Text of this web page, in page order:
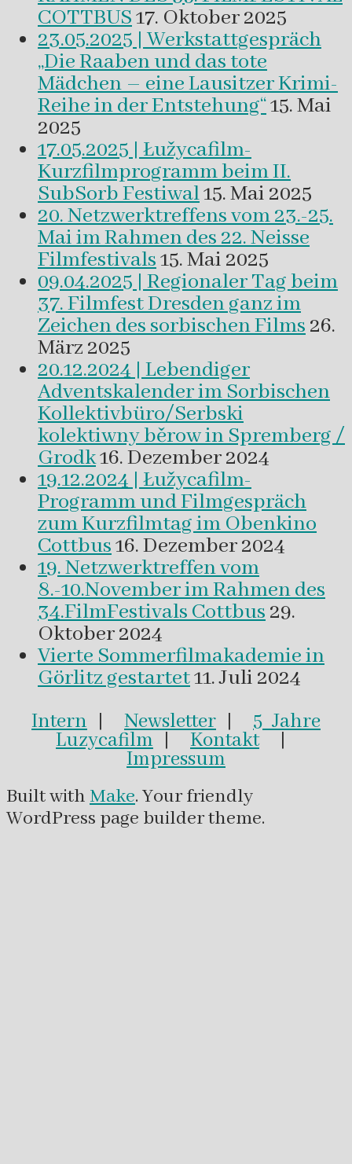
COTTBUS17. Oktober 2025
23.05.2025 | Werkstattgespräch
„Die Raaben und das tote
Mädchen – eine Lausitzer Krimi-
Reihe in der Entstehung“15. Mai
2025
17.05.2025 | Łužycafilm-
Kurzfilmprogramm beim II.
SubSorb Festiwal15. Mai 2025
20. Netzwerktreffens vom 23.-25.
Mai im Rahmen des 22. Neisse
Filmfestivals15. Mai 2025
09.04.2025 | Regionaler Tag beim
37. Filmfest Dresden ganz im
Zeichen des sorbischen Films26.
März 2025
20.12.2024 | Lebendiger
Adventskalender im Sorbischen
Kollektivbüro/Serbski
kolektiwny běrow in Spremberg /
Grodk16. Dezember 2024
19.12.2024 | Łužycafilm-
Programm und Filmgespräch
zum Kurzfilmtag im Obenkino
Cottbus16. Dezember 2024
19. Netzwerktreffen vom
8.-10.November im Rahmen des
34.FilmFestivals Cottbus29.
Oktober 2024
Vierte Sommerfilmakademie in
Görlitz gestartet11. Juli 2024
Intern | Newsletter | 5 Jahre
Luzycafilm | Kontakt|
Impressum
Built withMake. Your friendly
WordPress page builder theme.